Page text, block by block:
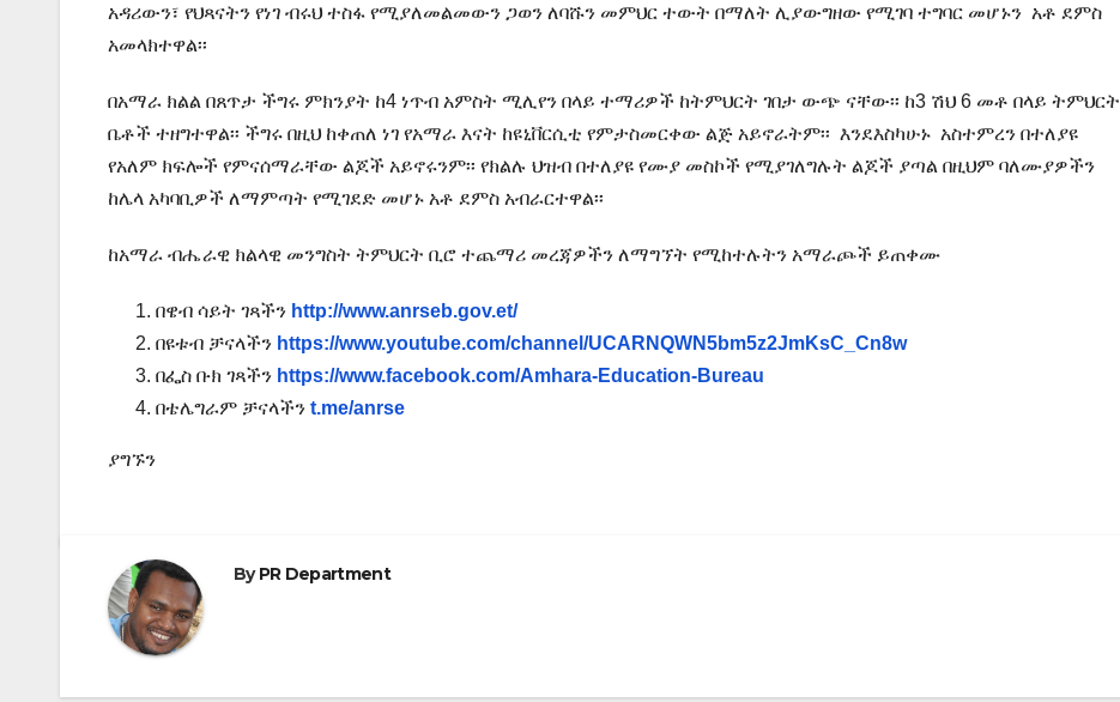
አዳሪውን፣ የህጻናትን የነገ ብሩህ ተስፋ የሚያለመልመውን ጋወን ለባሹን መምህር ተውት በማለት ሊያውግዘው የሚገባ ተግባር መሆኑን አቶ ደምስ
አመላክተዋል፡፡
በአማራ ክልል በጸጥታ ችግሩ ምክንያት ከ4 ነጥብ አምስት ሚሊየን በላይ ተማሪዎች ከትምህርት ገበታ ውጭ ናቸው፡፡ ከ3 ሽህ 6 መቶ በላይ ትምህርት
ቤቶች ተዘግተዋል፡፡ ችግሩ በዚህ ከቀጠለ ነገ የአማራ እናት ከዩኒቨርሲቲ የምታስመርቀው ልጅ አይኖራትም፡፡ እንደእስካሁኑ አስተምረን በተለያዩ
የአለም ክፍሎች የምናሰማራቸው ልጆች አይኖሩንም፡፡ የክልሉ ህዝብ በተለያዩ የሙያ መስኮች የሚያገለግሉት ልጆች ያጣል በዚህም ባለሙያዎችን
ከሌላ አካባቢዎች ለማምጣት የሚገደድ መሆኑ አቶ ደምስ አብራርተዋል፡፡
ከአማራ ብሔራዊ ክልላዊ መንግስት ትምህርት ቢሮ ተጨማሪ መረጃዎችን ለማግኘት የሚከተሉትን አማራጮች ይጠቀሙ
በዌብ ሳይት ገጻችን http://www.anrseb.gov.et/
በዩቱብ ቻናላችን https://www.youtube.com/channel/UCARNQWN5bm5z2JmKsC_Cn8w
በፌስ ቡክ ገጻችን https://www.facebook.com/Amhara-Education-Bureau
በቴሌግራም ቻናላችን t.me/anrse
ያግኙን
ByPR Department